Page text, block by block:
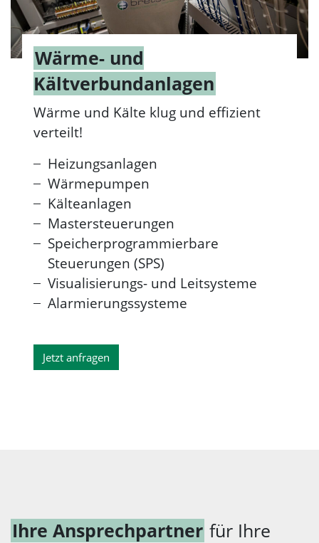
Wärme- und
Kältverbundanlagen
Wärme und Kälte klug und effizient
verteilt!
Heizungsanlagen
Wärmepumpen
Kälteanlagen
Mastersteuerungen
Speicherprogrammierbare
Steuerungen (SPS)
Visualisierungs- und Leitsysteme
Alarmierungssysteme
Jetzt anfragen
Ihre Ansprechpartner für Ihre